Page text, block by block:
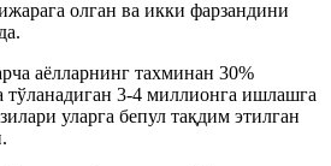
олган ва икки фарзандини
аёлларнинг тахминан 30%
тўланадиган 3-4 миллионга ишлашга
уларга бепул тақдим этилган